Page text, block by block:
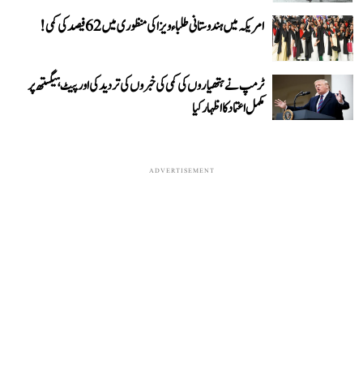
امریکہ میں ہندوستانی طلباء ویزا کی منظوری میں 62 فیصد کی کمی!
ٹرمپ نے ہتھیاروں کی کمی کی خبروں کی تردید کی اور پیٹ ہیگستھ پر
مکمل اعتماد کا اظہار کیا
ADVERTISEMENT